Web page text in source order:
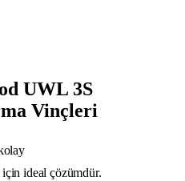
UWL 3S
Vinçleri
ideal çözümdür.